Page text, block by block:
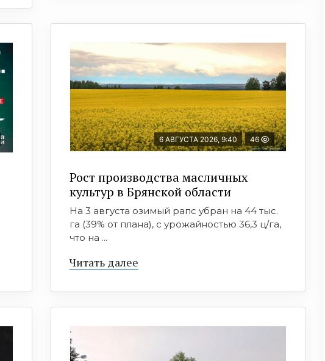
6 АВГУСТА 2026, 9:40 46
Рост производства масличных
культур в Брянской области
На 3 августа озимый рапс убран на 44 тыс.
га (39% от плана), с урожайностью 36,3 ц/га,
что на ...
Читать далее